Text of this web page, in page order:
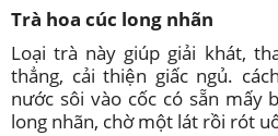
Trà hoa cúc long nhãn
Loại trà này giúp giải khát,
thẳng, cải thiện giấc ngủ.
nước sôi vào cốc có sẵn mấy
long nhãn, chờ một lát rồi rót